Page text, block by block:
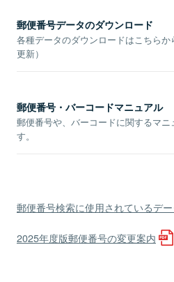
郵便番号データのダウンロード
各種データのダウンロードはこちらか
更新）
郵便番号・バーコードマニュアル
郵便番号や、バーコードに関するマニ
す。
郵便番号検索に使用されているデ
2025年度版郵便番号の変更案内